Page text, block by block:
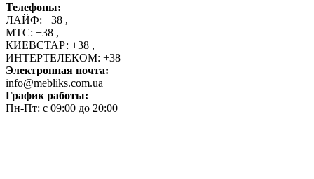
Телефоны:
ЛАЙФ: +38 ,
МТС: +38 ,
КИЕВСТАР: +38 ,
ИНТЕРТЕЛЕКОМ: +38
Электронная почта:
info@mebliks.com.ua
График работы:
Пн-Пт: с 09:00 до 20:00